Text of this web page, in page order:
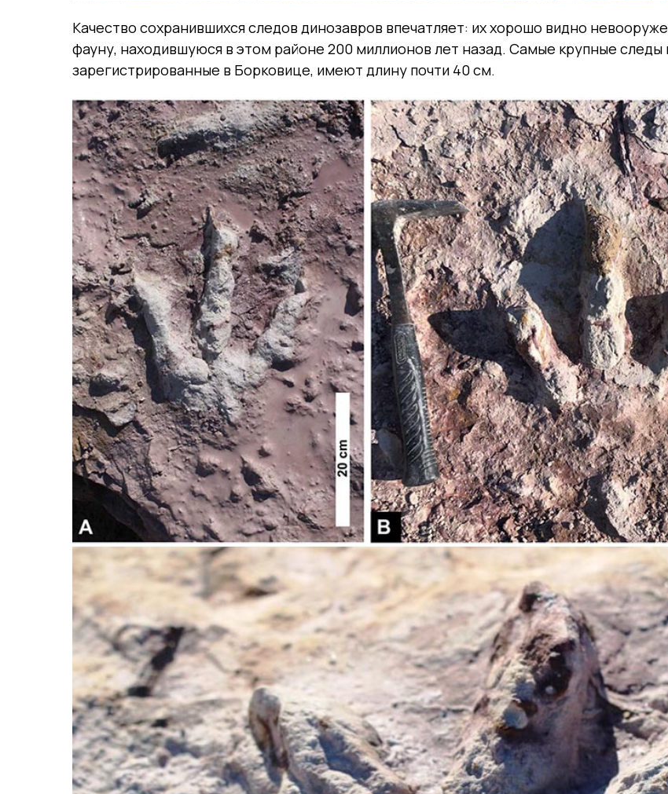
Качество сохранившихся следов динозавров впечатляет: их хорошо видно
фауну, находившуюся в этом районе 200 миллионов лет назад. Самые крупные следы
зарегистрированные в Борковице, имеют длину почти 40 см.